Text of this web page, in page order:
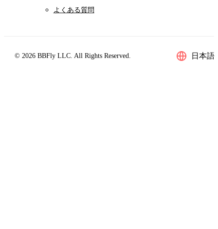
よくある質問
© 2026 BBFly LLC. All Rights Reserved. 日本語